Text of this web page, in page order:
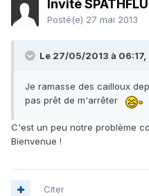
Invité
Posté(e) 27 mai 2013
Le 27/05/2013 à
Je ramasse des cailloux
pas prêt de m'arrêter
C'est un peu notre problème
Bienvenue !
Citer